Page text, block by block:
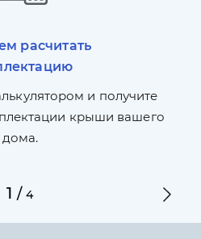
расчитать
и получите
крыши вашего
дома.
1 /4